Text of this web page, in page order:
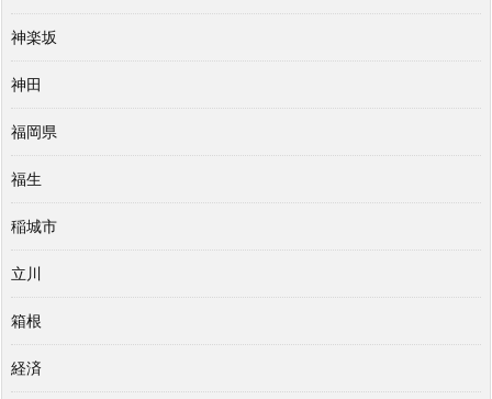
神楽坂
神田
福岡県
福生
稲城市
立川
箱根
経済